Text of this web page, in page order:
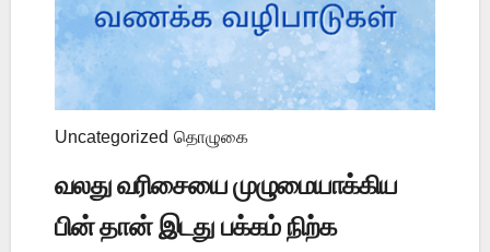
Uncategorized தொழுகை
வலது வரிசையை முழுமையாக்கிய
பின் தான் இடது பக்கம் நிற்க